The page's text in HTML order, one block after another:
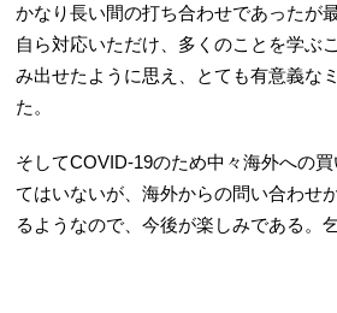
かなり長い間の打ち合わせであったが
自ら対応いただけ、多くのことを学ぶ
み出せたように思え、とても有意義な
た。
そしてCOVID-19のため中々海外への
てはいないが、海外からの問い合わせ
るようなので、今後が楽しみである。